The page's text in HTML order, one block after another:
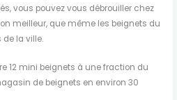
vous pouvez vous débrouiller chez
meilleur, que même les beignets du
la ville.
12 mini beignets à une fraction du
de beignets en environ 30